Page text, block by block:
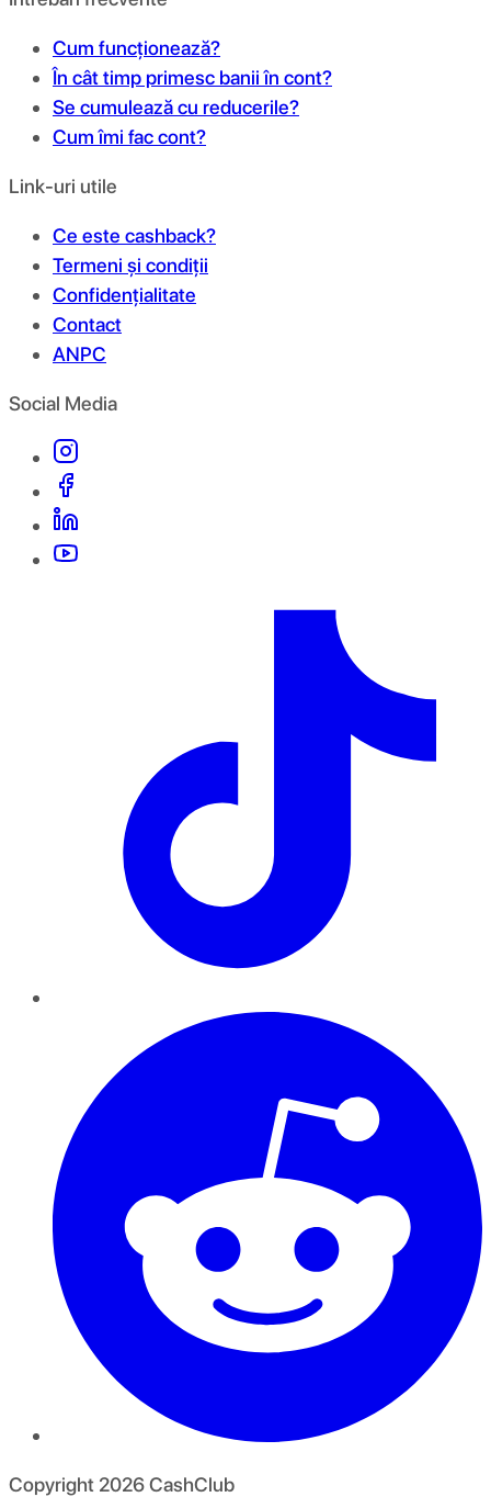
Cum funcționează?
În cât timp primesc banii în cont?
Se cumulează cu reducerile?
Cum îmi fac cont?
Link-uri utile
Ce este cashback?
Termeni și condiții
Confidențialitate
Contact
ANPC
Social Media
Copyright 2026CashClub